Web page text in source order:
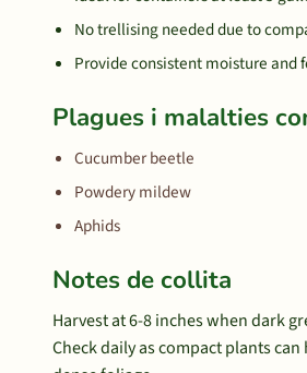
No trellising needed due to
Provide consistent moisture and
Plagues i malalties
Cucumber beetle
Powdery mildew
Aphids
Notes de collita
Harvest at 6-8 inches when dark
Check daily as compact plants